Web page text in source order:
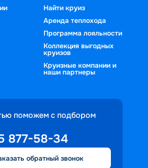
Найти круиз
Аренда теплохода
Программа лояльности
Коллекция выгодных
круизов
Круизные компании и
наши партнеры
поможем с подбором
877-58-34
обратный звонок